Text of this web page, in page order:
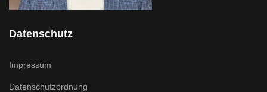
Datenschutz
Impressum
Datenschutzordnung